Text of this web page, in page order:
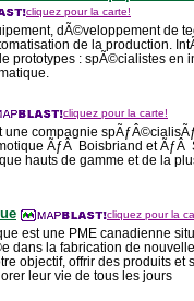
cliquez pour la carte!
dÃ©veloppement de
de la production.
prototypes : spÃ©cialistes en
cliquez pour la carte!
une compagnie
ÃƒÂ Boisbriand et ÃƒÂ
hauts de gamme et de la
cliquez pour la
est une PME canadienne
dans la fabrication de
objectif, offrir des produits et
leur vie de tous les jours